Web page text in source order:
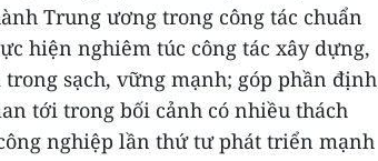
Trung ương trong công tác chuẩn
hiện nghiêm túc công tác xây dựng,
sạch, vững mạnh; góp phần định
tới trong bối cảnh có nhiều thách
nghiệp lần thứ tư phát triển mạnh